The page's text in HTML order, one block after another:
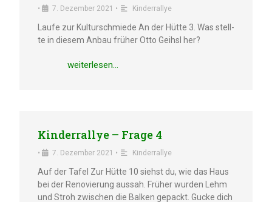
• 7. Dezem­ber 2021 • Kinder­ral­lye
Laufe zur Kultur­schmie­de An der Hütte 3. Was stell­
te in diesem Anbau früher Otto Geihsl her?
weiter­le­sen…
Kinder­ral­lye – Frage 4
• 7. Dezem­ber 2021 • Kinder­ral­lye
Auf der Tafel Zur Hütte 10 siehst du, wie das Haus
bei der Renovie­rung aussah. Früher wurden Lehm
und Stroh zwischen die Balken gepackt. Gucke dich